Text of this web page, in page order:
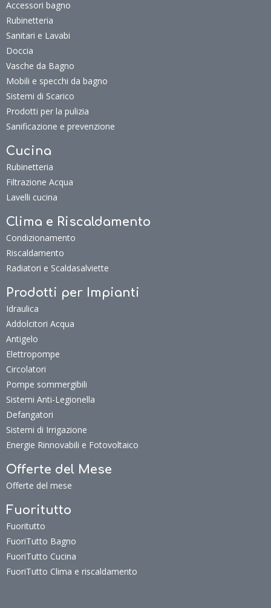
Accessori bagno
Rubinetteria
Sanitari e Lavabi
Doccia
Vasche da Bagno
Mobili e specchi da bagno
Sistemi di Scarico
Prodotti per la pulizia
Sanificazione e prevenzione
Cucina
Rubinetteria
Filtrazione Acqua
Lavelli cucina
Clima e Riscaldamento
Condizionamento
Riscaldamento
Radiatori e Scaldasalviette
Prodotti per Impianti
Idraulica
Addolcitori Acqua
Antigelo
Elettropompe
Circolatori
Pompe sommergibili
Sistemi Anti-Legionella
Defangatori
Sistemi di Irrigazione
Energie Rinnovabili e Fotovoltaico
Offerte del Mese
Offerte del mese
Fuoritutto
Fuoritutto
FuoriTutto Bagno
FuoriTutto Cucina
FuoriTutto Clima e riscaldamento